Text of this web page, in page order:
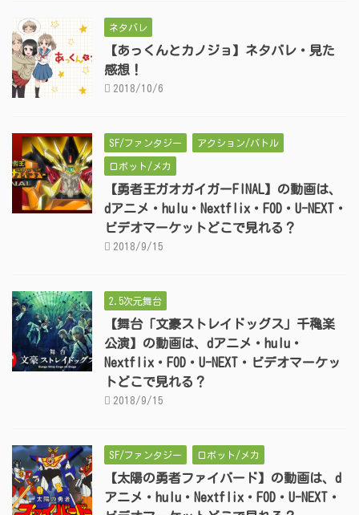
ネタバレ
【あっくんとカノジョ】ネタバレ・見た
感想！
2018/10/6
SF/ファンタジー アクション/バトル
ロボット/メカ
【勇者王ガオガイガーFINAL】の動画は、
dアニメ・hulu・Nextflix・FOD・U-NEXT・
ビデオマーケットどこで見れる？
2018/9/15
2.5次元舞台
【舞台「文豪ストレイドッグス」千穐楽
公演】の動画は、dアニメ・hulu・
Nextflix・FOD・U-NEXT・ビデオマーケッ
トどこで見れる？
2018/9/15
SF/ファンタジー ロボット/メカ
【太陽の勇者ファイバード】の動画は、d
アニメ・hulu・Nextflix・FOD・U-NEXT・